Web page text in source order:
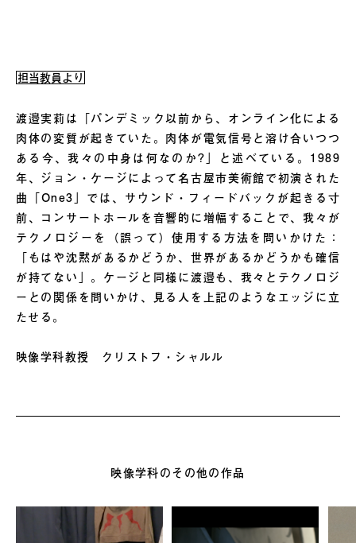
担当教員より
渡邉実莉は「パンデミック以前から、オンライン化による
肉体の変質が起きていた。肉体が電気信号と溶け合いつつ
ある今、我々の中身は何なのか?」と述べている。1989
年、ジョン・ケージによって名古屋市美術館で初演された
曲「One3」では、サウンド・フィードバックが起きる寸
前、コンサートホールを音響的に増幅することで、我々が
テクノロジーを（誤って）使用する方法を問いかけた：
「もはや沈黙があるかどうか、世界があるかどうかも確信
が持てない」。ケージと同様に渡邉も、我々とテクノロジ
ーとの関係を問いかけ、見る人を上記のようなエッジに立
たせる。
映像学科教授 クリストフ・シャルル
映像学科のその他の作品